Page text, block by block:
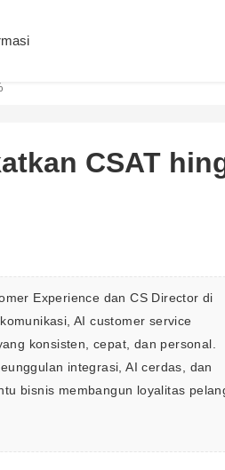
CSAT
Experience dan CS Director di
AI customer service
konsisten, cepat, dan personal.
integrasi, AI cerdas, dan
bisnis membangun loyalitas